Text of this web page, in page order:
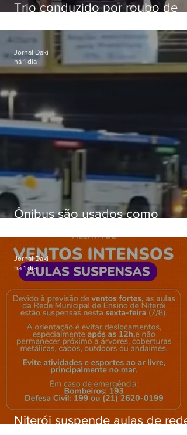
Trio conduzido por roubo de
passagens
Ônibus são usados como
Gardênia Azul
Jornal Daki
há 1 dia
Niterói suspende aulas de rede
Jornal Daki
há 1 dia